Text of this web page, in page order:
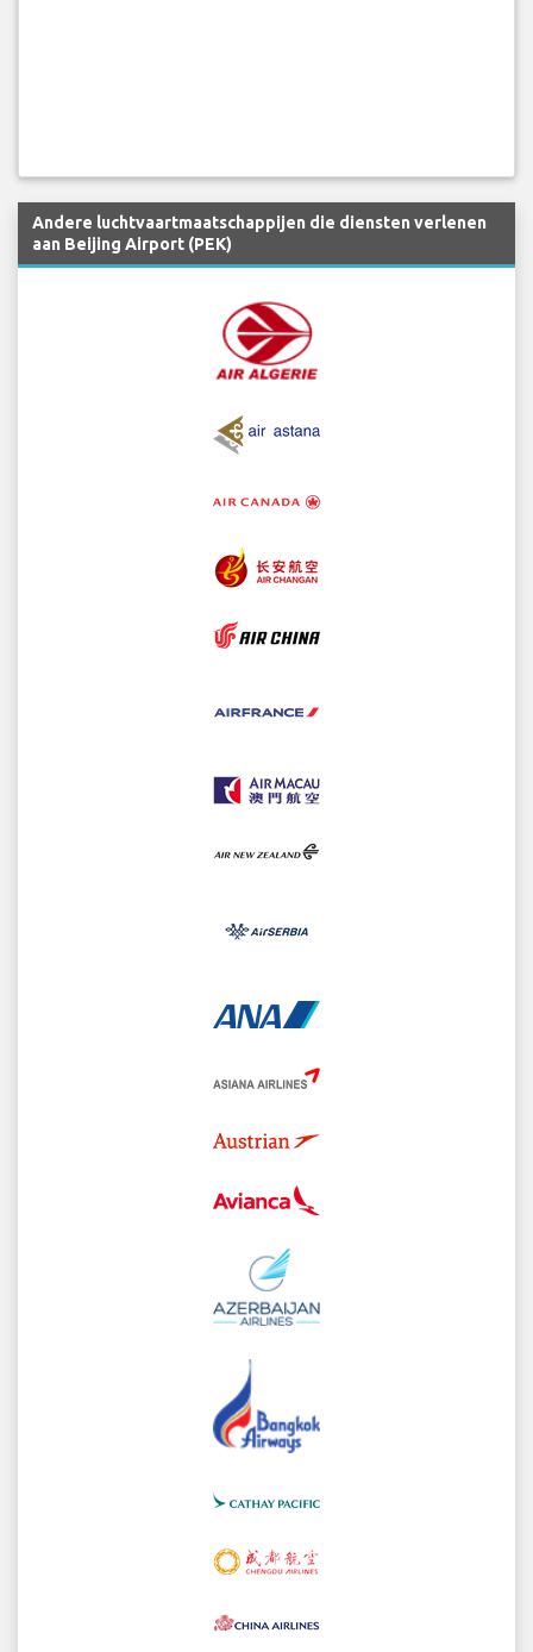
Andere luchtvaartmaatschappijen die diensten verlenen
aan Beijing Airport (PEK)